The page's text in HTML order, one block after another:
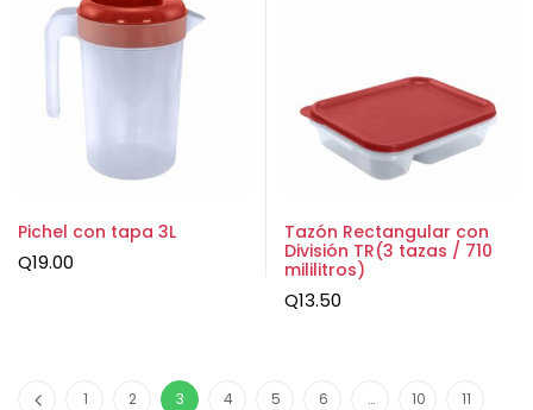
Pichel con tapa 3L
Q19.00
Tazón Rectangular con
División TR(3 tazas / 710
mililitros)
Q13.50
1 2 3 4 5 6 … 10 11